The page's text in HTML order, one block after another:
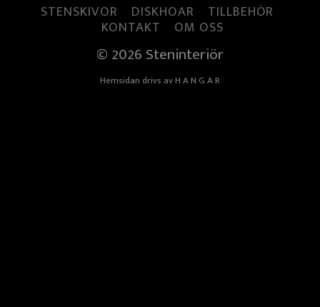
STENSKIVOR DISKHOAR TILLBEHÖR
KONTAKT OM OSS
© 2026 Steninteriör
Hemsidan drivs avH A N G A R